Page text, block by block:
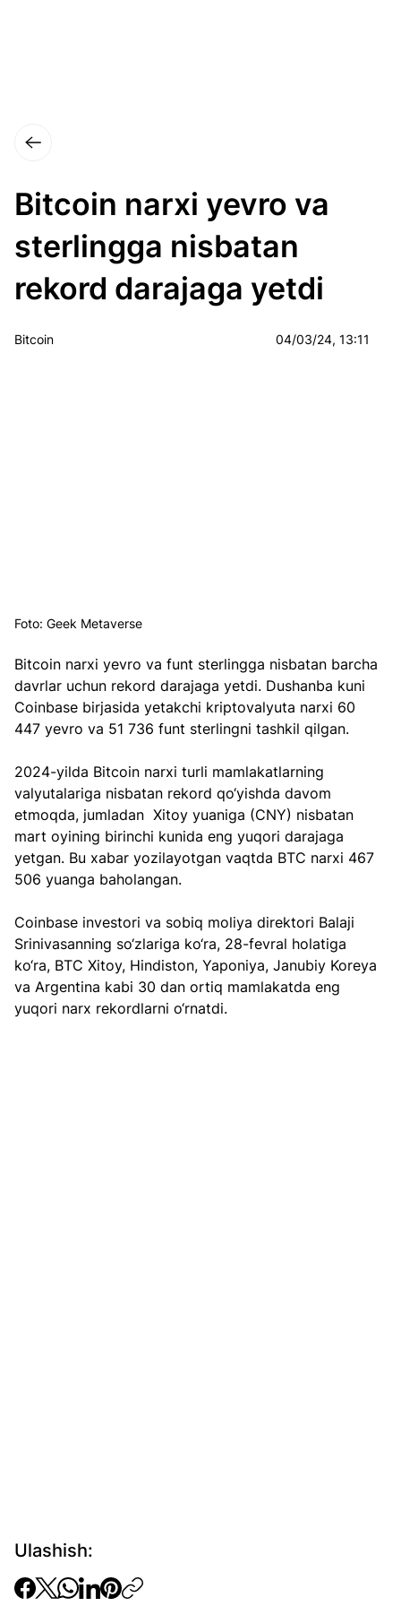
Bitcoin narxi yevro va
sterlingga nisbatan
rekord darajaga yetdi
Bitcoin 04/03/24, 13:11
Foto: Geek Metaverse
Bitcoin narxi yevro va funt sterlingga nisbatan barcha
davrlar uchun rekord darajaga yetdi. Dushanba kuni
Coinbase birjasida yetakchi kriptovalyuta narxi 60
447 yevro va 51 736 funt sterlingni tashkil qilgan.
2024-yilda Bitcoin narxi turli mamlakatlarning
valyutalariga nisbatan rekord qo‘yishda davom
etmoqda, jumladan  Xitoy yuaniga (CNY) nisbatan
mart oyining birinchi kunida eng yuqori darajaga
yetgan. Bu xabar yozilayotgan vaqtda BTC narxi 467
506 yuanga baholangan.
Coinbase investori va sobiq moliya direktori Balaji
Srinivasanning so‘zlariga ko‘ra, 28-fevral holatiga
ko‘ra, BTC Xitoy, Hindiston, Yaponiya, Janubiy Koreya
va Argentina kabi 30 dan ortiq mamlakatda eng
yuqori narx rekordlarni o‘rnatdi.
Ulashish: